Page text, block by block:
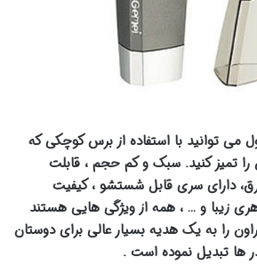
می توانید با استفاده از برس کوچکی که
تمیز کنید. سبک و کم حجم ، قابلت
دارای سری قابل شستشو ، کیفیت
زیبا و … ، همه از ویژگی هایی هستند
را به یک هدیه بسیار عالی برای دوستان
تبدیل نموده است .